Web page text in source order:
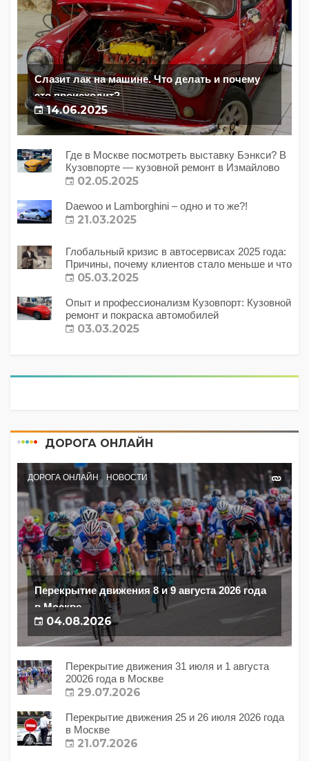
Слазит лак на машине. Что делать и почему
это происходит?
14.06.2025
Где в Москве посмотреть выставку Бэнкси? В
Кузовпорте — кузовной ремонт в Измайлово
02.05.2025
Daewoo и Lamborghini – одно и то же?!
21.03.2025
Глобальный кризис в автосервисах 2025 года:
Причины, почему клиентов стало меньше и что
с этим делать?
05.03.2025
Опыт и профессионализм Кузовпорт: Кузовной
ремонт и покраска автомобилей
03.03.2025
ДОРОГА ОНЛАЙН
ДОРОГА ОНЛАЙН НОВОСТИ
Перекрытие движения 8 и 9 августа 2026 года
в Москве
04.08.2026
Перекрытие движения 31 июля и 1 августа
20026 года в Москве
29.07.2026
Перекрытие движения 25 и 26 июля 2026 года
в Москве
21.07.2026